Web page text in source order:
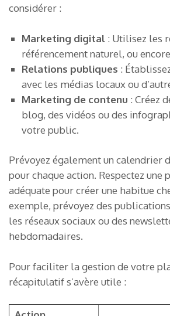
considérer :
Marketing digital : Utilisez les
référencement naturel, ou
Relations publiques :
avec les médias locaux ou
Marketing de contenu : Créez
blog, des vidéos ou des
votre public.
Prévoyez également un calendrier
pour chaque action. Respectez une
adéquate pour créer une habitue
exemple, prévoyez des
les réseaux sociaux ou des
hebdomadaires.
Pour faciliter la gestion de votre
récapitulatif s’avère utile :